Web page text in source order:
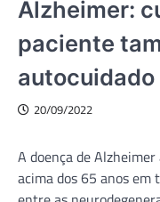
Alzheimer:
paciente
autocuidado
20/09/2022
A doença de Alzheimer
acima dos 65 anos em